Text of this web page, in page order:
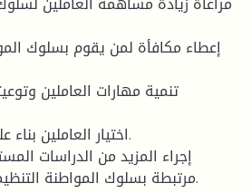
مرتبطة بسلوك المواطنة